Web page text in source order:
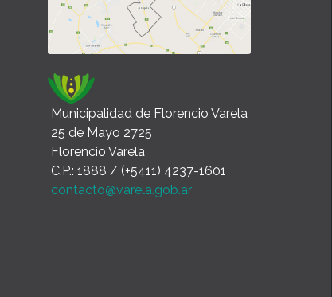
Municipalidad de Florencio Varela
25 de Mayo 2725
Florencio Varela
C.P.: 1888 / (+5411) 4237-1601
contacto@varela.gob.ar